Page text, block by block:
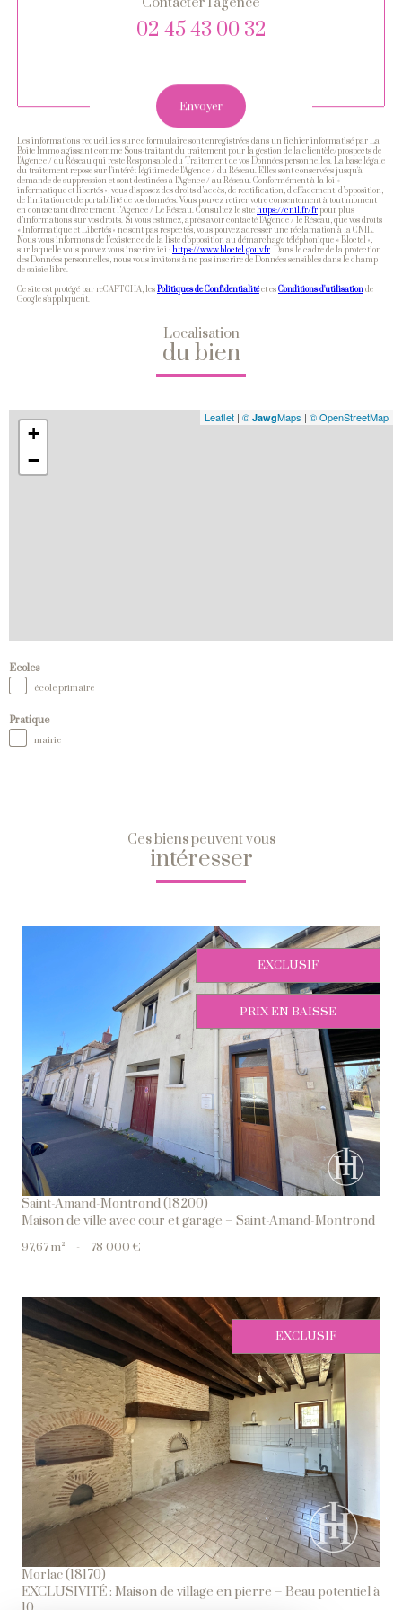
02 45 43 00 32
Envoyer
Les informations recueillies sur ce formulaire sont enregistrées dans un fichier informatisé par La
Boite Immo agissant comme Sous-traitant du traitement pour la gestion de la clientèle/prospects de
l'Agence / du Réseau qui reste Responsable du Traitement de vos Données personnelles. La base légale
du traitement repose sur l'intérêt légitime de l'Agence / du Réseau. Elles sont conservées jusqu'à
demande de suppression et sont destinées à l'Agence / au Réseau. Conformément à la loi «
informatique et libertés », vous disposez des droits d’accès, de rectification, d’effacement, d’opposition,
de limitation et de portabilité de vos données. Vous pouvez retirer votre consentement à tout moment
en contactant directement l’Agence / Le Réseau. Consultez le sitehttps://cnil.fr/frpour plus
d’informations sur vos droits. Si vous estimez, après avoir contacté l'Agence / le Réseau, que vos droits
« Informatique et Libertés » ne sont pas respectés, vous pouvez adresser une réclamation à la CNIL.
Nous vous informons de l’existence de la liste d'opposition au démarchage téléphonique « Bloctel »,
sur laquelle vous pouvez vous inscrire ici :https://www.bloctel.gouv.fr. Dans le cadre de la protection
des Données personnelles, nous vous invitons à ne pas inscrire de Données sensibles dans le champ
de saisie libre.
Ce site est protégé par reCAPTCHA, lesPolitiques de Confidentialitéet esConditions d'utilisationde
Google s'appliquent.
Localisation
du bien
+
−
Leaflet | © JawgMaps | © OpenStreetMap
Ecoles
école primaire
Pratique
mairie
Ces biens peuvent vous
intéresser
EXCLUSIF
PRIX EN BAISSE
Voir Le Bien
Saint-Amand-Montrond (18200)
Maison de ville avec cour et garage – Saint-Amand-Montrond
97,67 m² - 78 000 €
EXCLUSIF
Voir Le Bien
Morlac (18170)
EXCLUSIVITÉ : Maison de village en pierre – Beau potentiel à